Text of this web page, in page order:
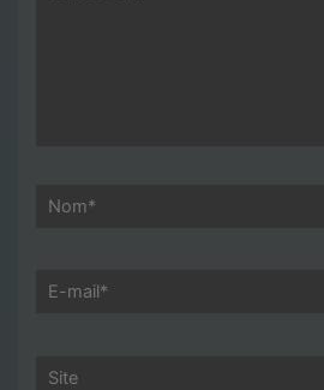
Nom*
E-
Site